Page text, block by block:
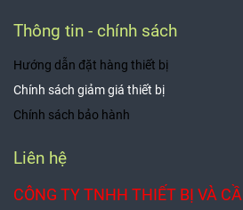
Thông tin - chính sách
Hướng dẫn đặt hàng thiết bị
Chính sách giảm giá thiết bị
Chính sách bảo hành
Liên hệ
CÔNG TY TNHH THIẾT BỊ VÀ